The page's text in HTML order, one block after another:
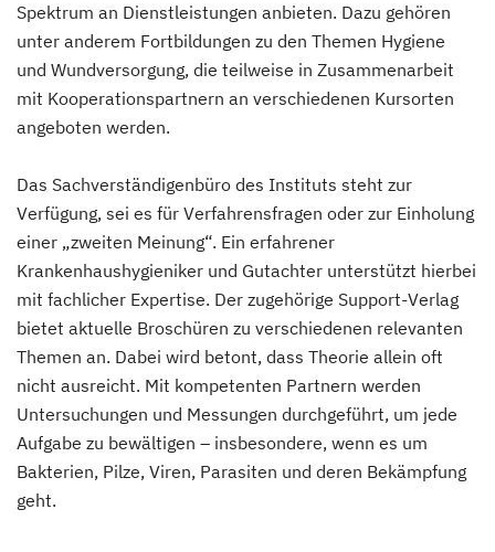
Spektrum an Dienstleistungen anbieten. Dazu gehören
unter anderem Fortbildungen zu den Themen Hygiene
und Wundversorgung, die teilweise in Zusammenarbeit
mit Kooperationspartnern an verschiedenen Kursorten
angeboten werden.
Das Sachverständigenbüro des Instituts steht zur
Verfügung, sei es für Verfahrensfragen oder zur Einholung
einer „zweiten Meinung“. Ein erfahrener
Krankenhaushygieniker und Gutachter unterstützt hierbei
mit fachlicher Expertise. Der zugehörige Support-Verlag
bietet aktuelle Broschüren zu verschiedenen relevanten
Themen an. Dabei wird betont, dass Theorie allein oft
nicht ausreicht. Mit kompetenten Partnern werden
Untersuchungen und Messungen durchgeführt, um jede
Aufgabe zu bewältigen – insbesondere, wenn es um
Bakterien, Pilze, Viren, Parasiten und deren Bekämpfung
geht.